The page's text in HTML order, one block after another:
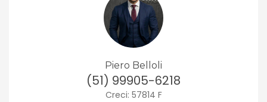
Piero Belloli
(51) 99905-6218
Creci: 57814 F